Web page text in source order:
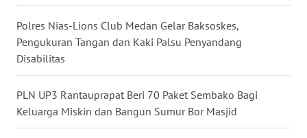
Polres Nias-Lions Club Medan Gelar Baksoskes,
Pengukuran Tangan dan Kaki Palsu Penyandang
Disabilitas
PLN UP3 Rantauprapat Beri 70 Paket Sembako Bagi
Keluarga Miskin dan Bangun Sumur Bor Masjid
WN
SELATAN
TANJUNG
LESUNG